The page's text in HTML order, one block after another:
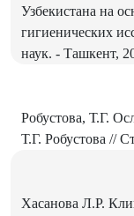
Узбекистана на
гигиенических
наук. - Ташкент,
Робустова, Т.Г.
Т.Г. Робустова //
Хасанова Л.Р.